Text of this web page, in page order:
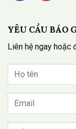
YÊU CẦU BÁO
Liên hệ ngay hoặc